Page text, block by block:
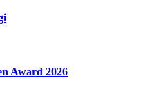
Award 2026